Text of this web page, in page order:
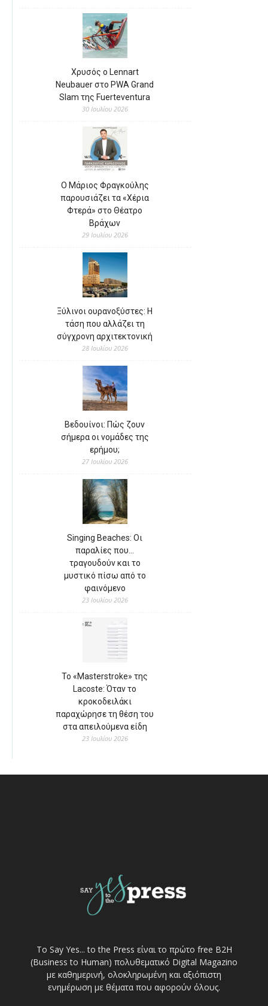
Χρυσός ο Lennart
Neubauer στο PWA Grand
Slam της Fuerteventura
30 Ιουλίου 2026
Ο Μάριος Φραγκούλης
παρουσιάζει τα «Χέρια
Φτερά» στο Θέατρο
Βράχων
29 Ιουλίου 2026
Ξύλινοι ουρανοξύστες: Η
τάση που αλλάζει τη
σύγχρονη αρχιτεκτονική
28 Ιουλίου 2026
Βεδουίνοι: Πώς ζουν
σήμερα οι νομάδες της
ερήμου;
27 Ιουλίου 2026
Singing Beaches: Οι
παραλίες που…
τραγουδούν και το
μυστικό πίσω από το
φαινόμενο
23 Ιουλίου 2026
Το «Masterstroke» της
Lacoste: Όταν το
κροκοδειλάκι
παραχώρησε τη θέση του
στα απειλούμενα είδη
23 Ιουλίου 2026
Το Say Yes... to the Press είναι το πρώτο free Β2Η
(Business to Human) πολυθεματικό Digital Magazino
με καθημερινή, ολοκληρωμένη και αξιόπιστη
ενημέρωση με θέματα που αφορούν όλους.